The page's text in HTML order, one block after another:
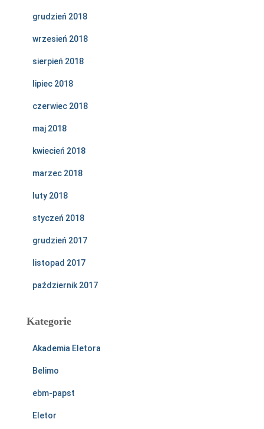
grudzień 2018
wrzesień 2018
sierpień 2018
lipiec 2018
czerwiec 2018
maj 2018
kwiecień 2018
marzec 2018
luty 2018
styczeń 2018
grudzień 2017
listopad 2017
październik 2017
Kategorie
Akademia Eletora
Belimo
ebm-papst
Eletor